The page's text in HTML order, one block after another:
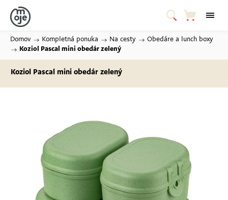
Domov / Kompletná ponuka / Na cesty /
Obedáre a lunch boxy
/
Koziol Pascal mini obedár zelený
Koziol Pascal mini obedár zelený